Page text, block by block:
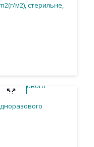
м2), стерильне,